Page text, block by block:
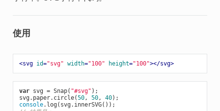
使用
<svg id="svg" width="100" height="100"></svg>
var svg = Snap( "#svg" );
svg.paper.circle(50, 50, 40
console